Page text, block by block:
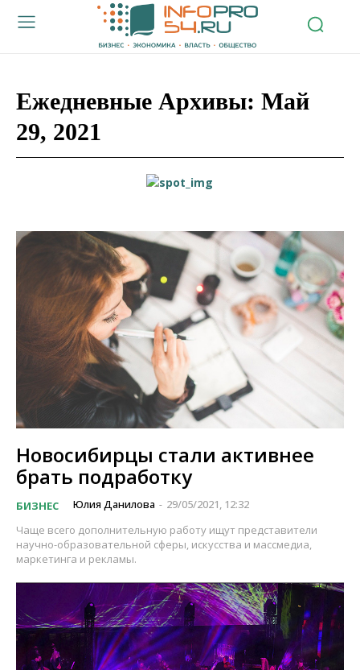
Ежедневные Архивы: Май
29, 2021
Новосибирцы стали активнее
брать подработку
БИЗНЕС Юлия Данилова - 29/05/2021, 12:32
Чаще всего дополнительную работу ищут представители
научно-образовательной сферы, искусства и массмедиа,
маркетинга и рекламы.